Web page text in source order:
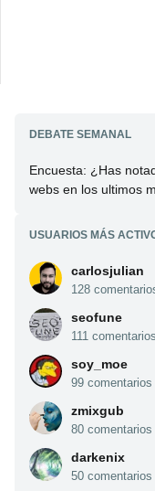
DEBATE SEMANAL
Encuesta: ¿Has
webs en los ultimos
USUARIOS MÁS
carlosjulian
128
seofune
111 comentarios
soy_moe
99 comentarios
zmixgub
80 comentarios
darkenix
50 comentarios